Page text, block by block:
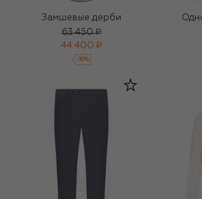
Замшевые дерби
63 450 ₽
44 400 ₽
-30%